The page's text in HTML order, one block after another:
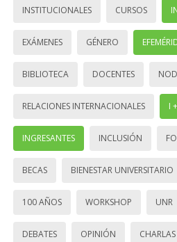
INSTITUCIONALES CURSOS
EXÁMENES GÉNERO
BIBLIOTECA DOCENTES
RELACIONES INTERNACIONALES I
INGRESANTES INCLUSIÓN
BECAS BIENESTAR UNIVERSITARIO
100 AÑOS WORKSHOP UNR
DEBATES OPINIÓN CHARLAS